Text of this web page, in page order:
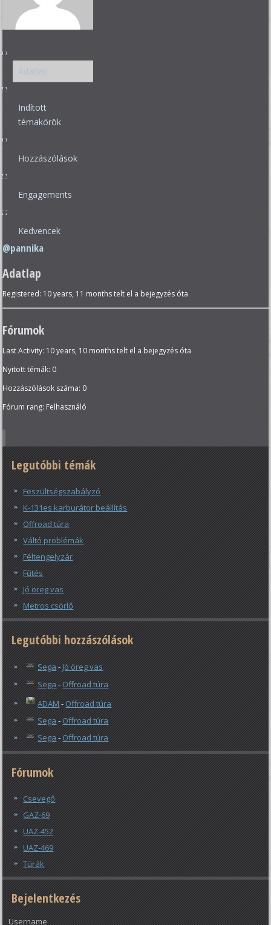
Adatlap
Indított
témakörök
Hozzászólások
Engagements
Kedvencek
@pannika
Adatlap
Registered: 10 years, 11 months telt el a bejegyzés óta
Fórumok
Last Activity: 10 years, 10 months telt el a bejegyzés óta
Nyitott témák: 0
Hozzászólások száma: 0
Fórum rang: Felhasználó
Legutóbbi témák
Feszültségszabályzó
K-131es karburátor beállítás
Offroad túra
Váltó problémák
Féltengelyzár
Fűtés
Jó öreg vas
Metros csörlő
Legutóbbi hozzászólások
Sega -Jó öreg vas
Sega -Offroad túra
ADAM - Offroad túra
Sega -Offroad túra
Sega -Offroad túra
Fórumok
Csevegő
GAZ-69
UAZ-452
UAZ-469
Túrák
Bejelentkezés
Username